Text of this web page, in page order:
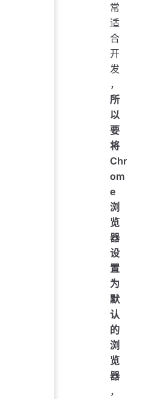
常
适
合
开
发
，
所
以
要
将
Chr
om
e
浏
览
器
设
置
为
默
认
的
浏
览
器
，